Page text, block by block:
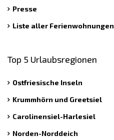
Presse
Liste aller Ferienwohnungen
Top 5 Urlaubsregionen
Ostfriesische Inseln
Krummhörn und Greetsiel
Carolinensiel-Harlesiel
Norden-Norddeich